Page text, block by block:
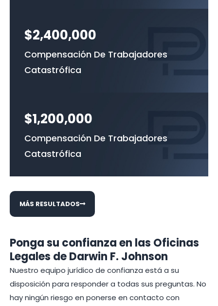
$2,400,000
Compensación De Trabajadores
Catastrófica
$1,200,000
Compensación De Trabajadores
Catastrófica
MÁS RESULTADOS
Ponga su confianza en las Oficinas
Legales de Darwin F. Johnson
Nuestro equipo jurídico de confianza está a su
disposición para responder a todas sus preguntas. No
hay ningún riesgo en ponerse en contacto con